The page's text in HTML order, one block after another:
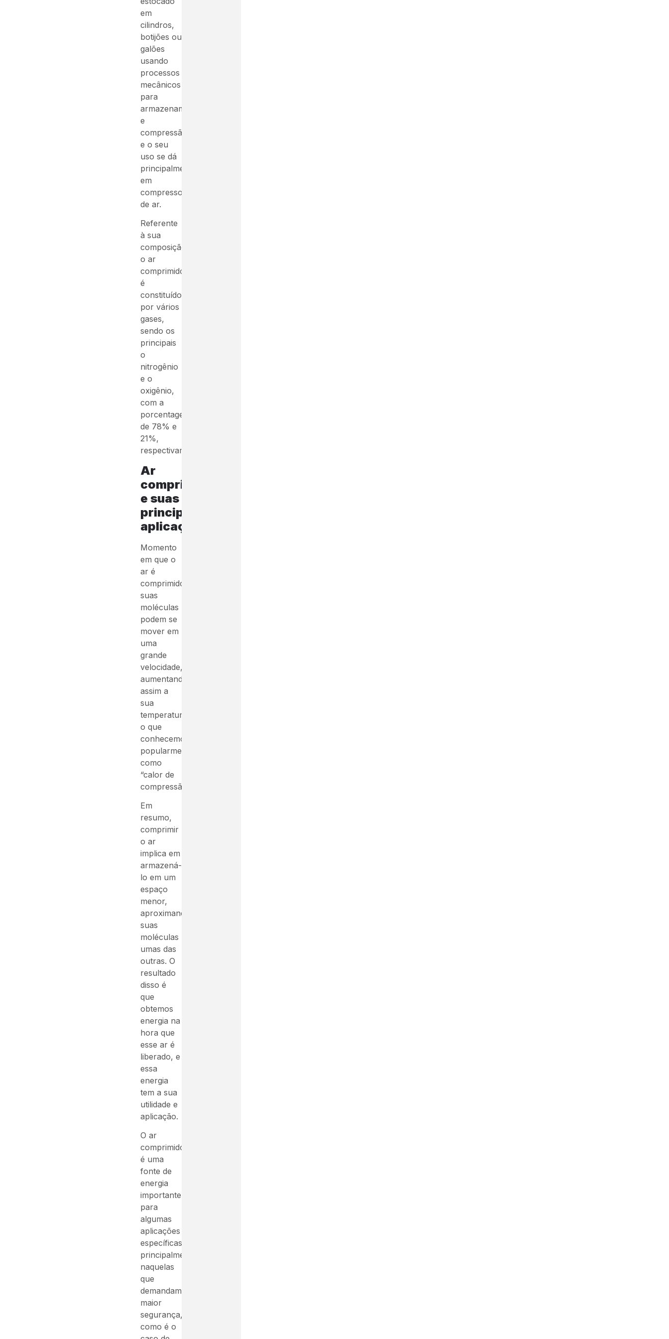
em
cilindros,
botijões ou
galões
usando
processos
mecânicos
para
armazenamento
e
compressão,
e o seu
uso se dá
principalmente
em
compressores
de ar.
Referente
à sua
composição,
o ar
comprimido
é
constituído
por vários
gases,
sendo os
principais
o
nitrogênio
e o
oxigênio,
com a
porcentagem
de 78% e
21%,
respectivamente.
Ar
comprimido
e suas
principais
aplicações
Momento
em que o
ar é
comprimido,
suas
moléculas
podem se
mover em
uma
grande
velocidade,
aumentando
assim a
sua
temperatura,
o que
conhecemos
popularmente
como
“calor de
compressão”.
Em
resumo,
comprimir
o ar
implica em
armazená-
lo em um
espaço
menor,
aproximando
suas
moléculas
umas das
outras. O
resultado
disso é
que
obtemos
energia na
hora que
esse ar é
liberado, e
essa
energia
tem a sua
utilidade e
aplicação.
O ar
comprimido
é uma
fonte de
energia
importante
para
algumas
aplicações
específicas,
principalmente
naquelas
que
demandam
maior
segurança,
como é o